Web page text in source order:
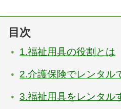
目次
1.福祉用具の役割とは
2.介護保険でレンタル
3.福祉用具をレンタル